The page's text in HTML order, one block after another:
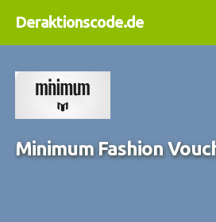
Deraktionscode.de
Minimum Fashion